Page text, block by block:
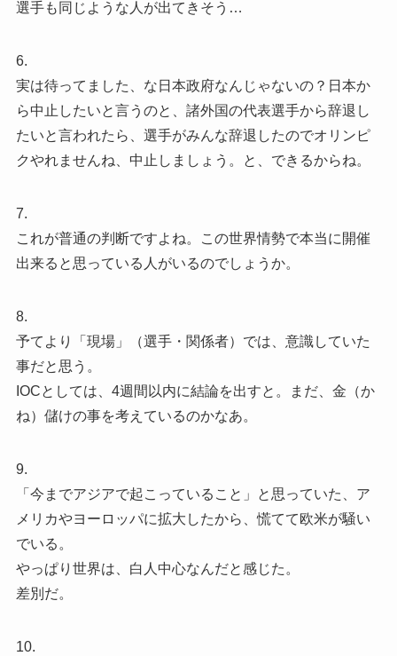
選手も同じような人が出てきそう…
6.
実は待ってました、な日本政府なんじゃないの？日本か
ら中止したいと言うのと、諸外国の代表選手から辞退し
たいと言われたら、選手がみんな辞退したのでオリンピ
クやれませんね、中止しましょう。と、できるからね。
7.
これが普通の判断ですよね。この世界情勢で本当に開催
出来ると思っている人がいるのでしょうか。
8.
予てより「現場」（選手・関係者）では、意識していた
事だと思う。
IOCとしては、4週間以内に結論を出すと。まだ、金（か
ね）儲けの事を考えているのかなあ。
9.
「今までアジアで起こっていること」と思っていた、ア
メリカやヨーロッパに拡大したから、慌てて欧米が騒い
でいる。
やっぱり世界は、白人中心なんだと感じた。
差別だ。
10.